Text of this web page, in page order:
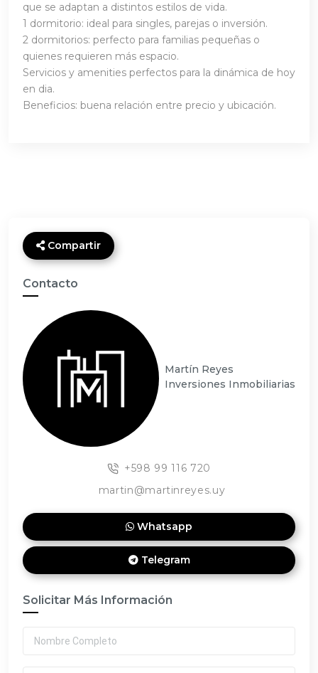
que se adaptan a distintos estilos de vida.
1 dormitorio: ideal para singles, parejas o inversión.
2 dormitorios: perfecto para familias pequeñas o
quienes requieren más espacio.
Servicios y amenities perfectos para la dinámica de hoy
en dia.
Beneficios: buena relación entre precio y ubicación.
Compartir
Contacto
Martín Reyes
Inversiones Inmobiliarias
+598 99 116 720
martin@martinreyes.uy
Whatsapp
Telegram
Solicitar Más Información